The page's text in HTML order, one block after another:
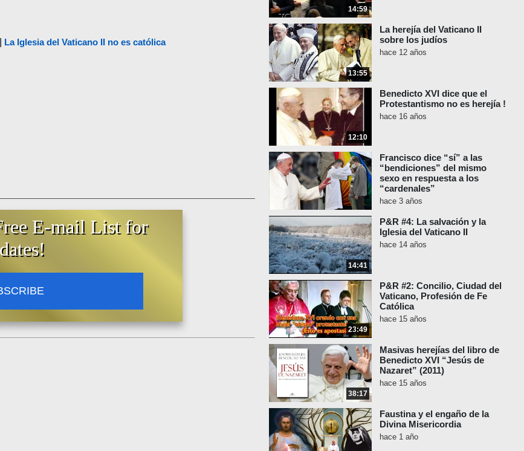
La Iglesia del Vaticano II no es católica
E-mail List for
14:59
13:55
La herejía del Vaticano II
sobre los judíos
hace 12 años
12:10
Benedicto XVI dice que el
Protestantismo no es herejía !
hace 16 años
Francisco dice “sí” a las
“bendiciones” del mismo
sexo en respuesta a los
“cardenales”
hace 3 años
14:41
P&R #4: La salvación y la
Iglesia del Vaticano II
hace 14 años
23:49
P&R #2: Concilio, Ciudad del
Vaticano, Profesión de Fe
Católica
hace 15 años
38:17
Masivas herejías del libro de
Benedicto XVI “Jesús de
Nazaret” (2011)
hace 15 años
Faustina y el engaño de la
Divina Misericordia
hace 1 año